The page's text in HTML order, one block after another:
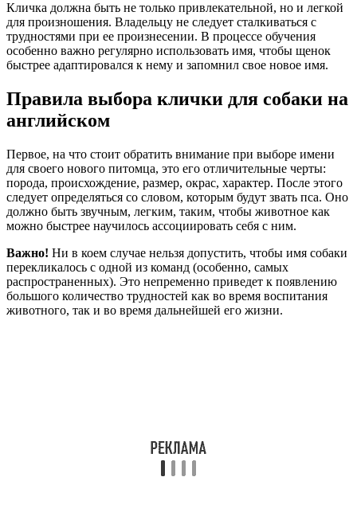
Кличка должна быть не только привлекательной, но и легкой
для произношения. Владельцу не следует сталкиваться с
трудностями при ее произнесении. В процессе обучения
особенно важно регулярно использовать имя, чтобы щенок
быстрее адаптировался к нему и запомнил свое новое имя.
Правила выбора клички для собаки на
английском
Первое, на что стоит обратить внимание при выборе имени
для своего нового питомца, это его отличительные черты:
порода, происхождение, размер, окрас, характер. После этого
следует определяться со словом, которым будут звать пса. Оно
должно быть звучным, легким, таким, чтобы животное как
можно быстрее научилось ассоциировать себя с ним.
Важно! Ни в коем случае нельзя допустить, чтобы имя собаки
перекликалось с одной из команд (особенно, самых
распространенных). Это непременно приведет к появлению
большого количество трудностей как во время воспитания
животного, так и во время дальнейшей его жизни.